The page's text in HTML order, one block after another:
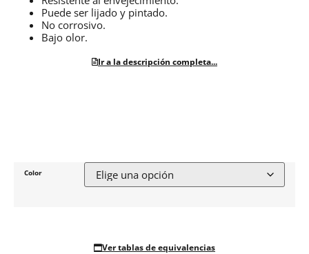
Puede ser lijado y pintado.
No corrosivo.
Bajo olor.
Ir a la descripción completa...
Color
Ver tablas de equivalencias